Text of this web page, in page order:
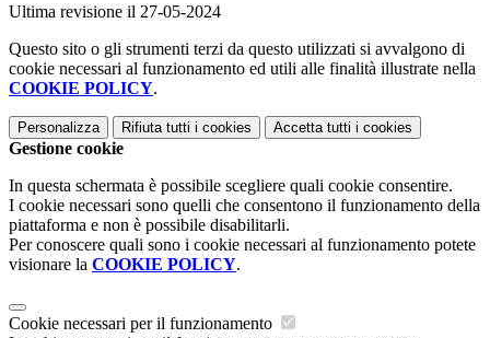
Ultima revisione il 27-05-2024
Questo sito o gli strumenti terzi da questo utilizzati si avvalgono di
cookie necessari al funzionamento ed utili alle finalità illustrate nella
COOKIE POLICY.
Personalizza Rifiuta tutti i cookies Accetta tutti i cookies
Gestione cookie
In questa schermata è possibile scegliere quali cookie consentire.
I cookie necessari sono quelli che consentono il funzionamento della
piattaforma e non è possibile disabilitarli.
Per conoscere quali sono i cookie necessari al funzionamento potete
visionare la COOKIE POLICY.
Cookie necessari per il funzionamento